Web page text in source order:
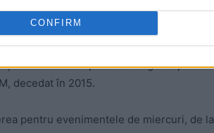
CONFIRM
spate” diverse persoane la raclă,
Cerva. Polițistul care le conducea
și-a declarat simpatia nemărginită pe
decedat în 2015.
pentru evenimentele de miercuri, de